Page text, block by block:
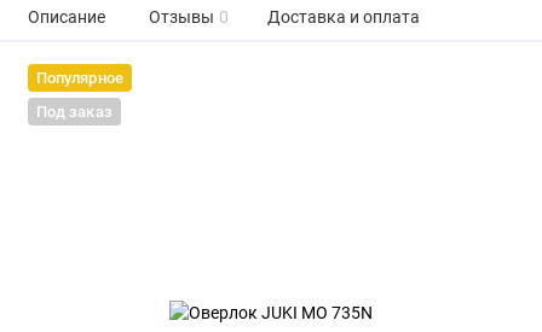
Описание Отзывы 0 Доставка и оплата
Популярное
Под заказ